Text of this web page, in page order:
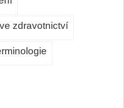
zdravotnictví